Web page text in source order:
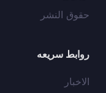
حقوق النشر
روابط سريعه
الاخبار